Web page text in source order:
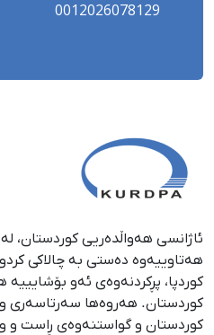
0012026078129
هەتاوییەوە دەستی بە چالاکی
كوردپا، پڕكردنەوەی ئەو بۆشایییە
كوردستان. هەروەها سەرتاسەری و
كوردستان و گواستنەوەی ڕاست و